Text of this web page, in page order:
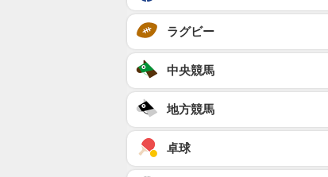
ラグビー
中央競馬
地方競馬
卓球